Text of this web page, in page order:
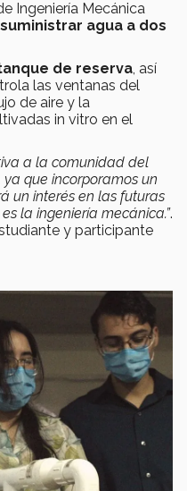
Ingeniería Mecánica
agua a dos
de reserva, así
las ventanas del
de aire y la
in vitro en el
a la comunidad del
que incorporamos un
un interés en las futuras
la ingeniería mecánica.”.
y participante